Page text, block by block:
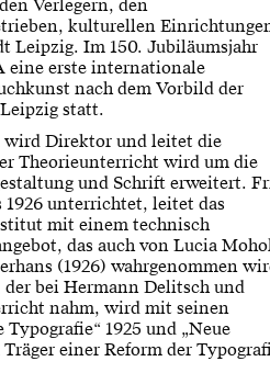
Verlegern, den
kulturellen
Leipzig. Im 150. Jubiläumsjahr
eine erste internationale
nach dem Vorbild der
statt.
wird Direktor und leitet die
Theorieunterricht wird um die
und Schrift erweitert.
1926 unterrichtet, leitet das
mit einem technisch
das auch von Lucia
(1926) wahrgenommen
bei Hermann Delitsch und
nahm, wird mit seinen
1925 und „Neue
einer Reform der